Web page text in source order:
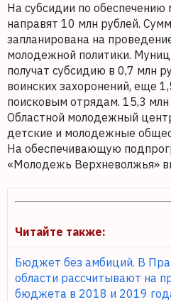
На субсидии по
направят 10 млн рублей.
запланирована на
молодежной политики.
получат субсидию в 0,7 млн
воинских захоронений, еще
поисковым отрядам. 15,3 млн
Областной молодежный
детские и молодежные
На обеспечивающую
«Молодежь Верхневолжья»
Читайте также:
Бюджет без амбиций. В
области рассчитывают на
бюджета в 2018 и 2019